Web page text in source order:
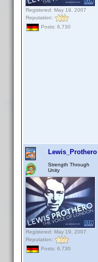
Registered: May 19, 2007
Reputation:
Posts: 6,730
Lewis_Prothero
Strength Through
Unity
Registered: May 19, 2007
Reputation:
Posts: 6,730